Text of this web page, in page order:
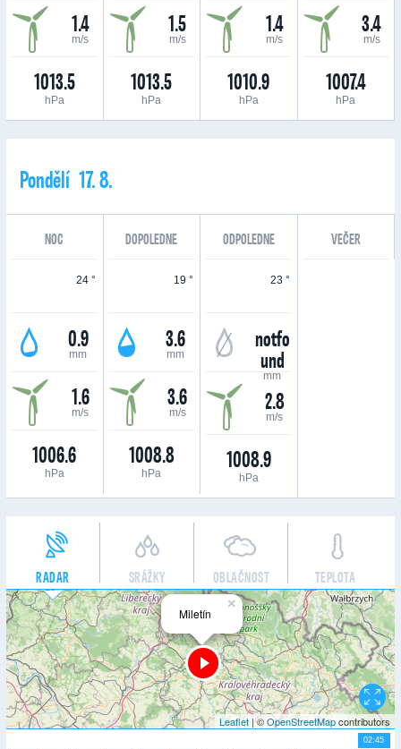
1.4
m/s
1013.5
hPa
1.5
m/s
1013.5
hPa
1.4
m/s
1010.9
hPa
3.4
m/s
1007.4
hPa
Pondělí 17. 8.
NOC DOPOLEDNE ODPOLEDNE VEČER
24 °
0.9
mm
1.6
m/s
1006.6
hPa
19 °
3.6
mm
3.6
m/s
1008.8
hPa
23 °
notfo
und
mm
2.8
m/s
1008.9
hPa
RADAR SRÁŽKY OBLAČNOST TEPLOTA
×
Miletín
Leaflet | ©OpenStreetMapcontributors
02:45